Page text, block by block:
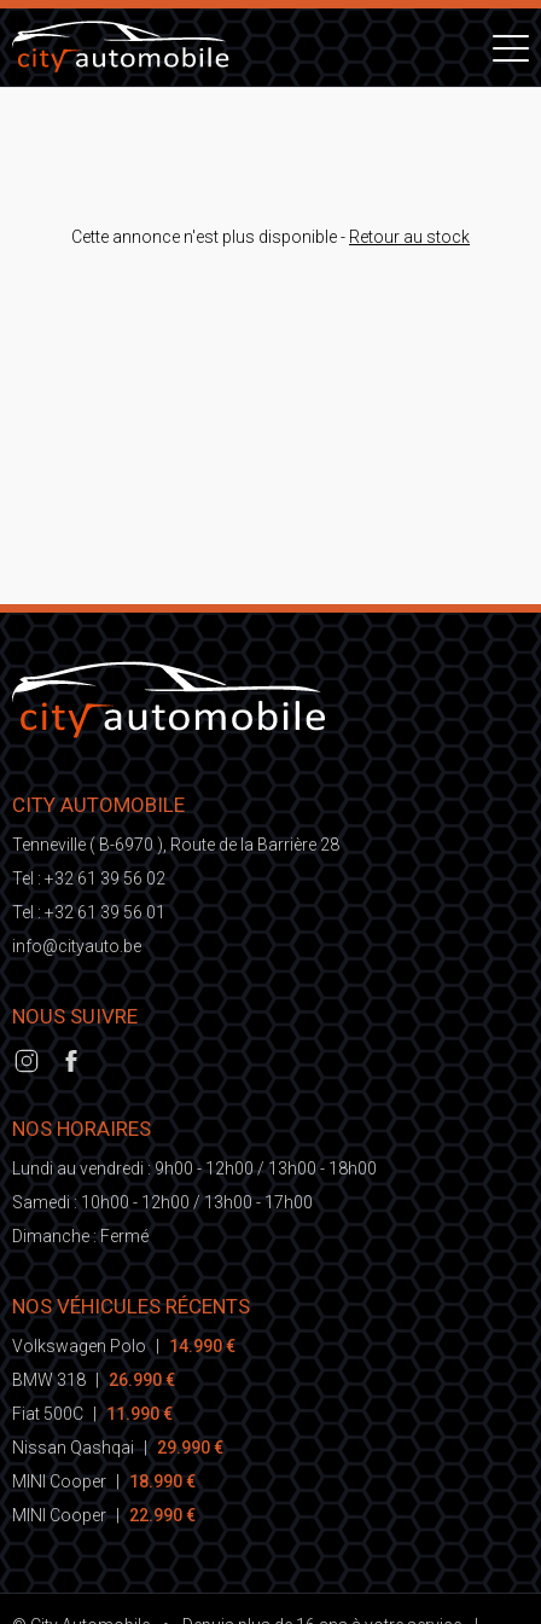
Cette annonce n'est plus disponible - Retour au stock
CITY AUTOMOBILE
Tenneville ( B-6970 ), Route de la Barrière 28
Tel : +32 61 39 56 02
Tel : +32 61 39 56 01
eb.otuayt
ic@o
fni
NOUS SUIVRE
NOS HORAIRES
Lundi au vendredi : 9h00 - 12h00 / 13h00 - 18h00
Samedi : 10h00 - 12h00 / 13h00 - 17h00
Dimanche : Fermé
NOS VÉHICULES RÉCENTS
Volkswagen Polo |
14.990 €
BMW 318 | 26.990 €
Fiat 500C | 11.990 €
Nissan Qashqai | 29.990 €
MINI Cooper | 18.990 €
MINI Cooper | 22.990 €